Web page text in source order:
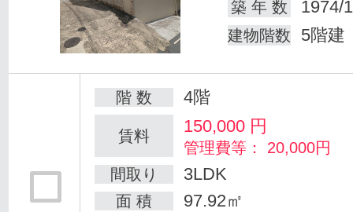
築 年 数
1974/
建物階数 5階建
階 数 4階
賃料 150,000 円
管理費等： 20,000円
間取り
3LDK
面 積 97.92㎡